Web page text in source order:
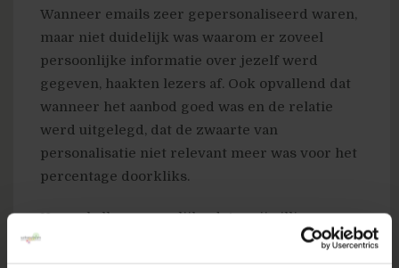
Wanneer emails zeer gepersonaliseerd waren,
maar niet duidelijk was waarom er zoveel
persoonlijke informatie over jezelf werd
gegeven, haakten lezers af. Ook opvallend dat
wanneer het aanbod goed was en de relatie
werd uitgelegd, dat de zwaarte van
personalisatie niet relevant meer was voor het
percentage doorkliks.
Hoewel alle persoonlijke data vrijwillig was
afgestaan door alle deelnemers, blijken zij toch